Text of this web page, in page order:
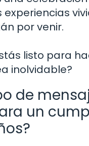
experiencias
por venir.
listo para
inolvidable?
de
un